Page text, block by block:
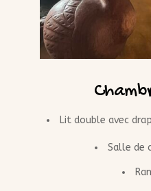
Lit double avec
Salle de